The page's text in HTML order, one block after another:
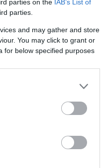
parties on the IAB’s List of
parties.
and may gather and store
You may click to grant or
for below specified purposes